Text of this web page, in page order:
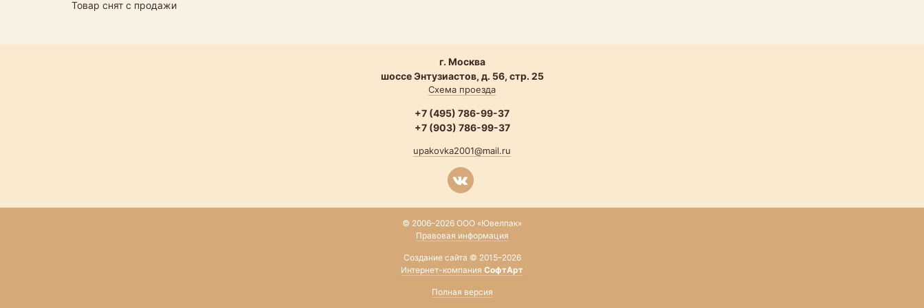
Товар снят с продажи
г. Москва
шоссе Энтузиастов, д. 56, стр. 25
Схема проезда
+7 (495) 786-99-37
+7 (903) 786-99-37
upakovka2001@mail.ru
© 2006–2026 ООО «Ювелпак»
Правовая информация
Создание сайта © 2015–2026
Интернет-компания СофтАрт
Полная версия